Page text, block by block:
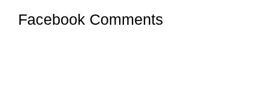
Facebook Comments